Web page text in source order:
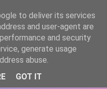
to deliver its services
and user-agent are
and security
generate usage
abuse.
GOT IT